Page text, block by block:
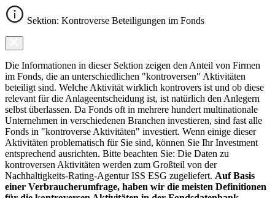
Sektion: Kontroverse Beteiligungen im Fonds
Die Informationen in dieser Sektion zeigen den Anteil von Firmen
im Fonds, die an unterschiedlichen "kontroversen" Aktivitäten
beteiligt sind. Welche Aktivität wirklich kontrovers ist und ob diese
relevant für die Anlageentscheidung ist, ist natürlich den Anlegern
selbst überlassen. Da Fonds oft in mehrere hundert multinationale
Unternehmen in verschiedenen Branchen investieren, sind fast alle
Fonds in "kontroverse Aktivitäten" investiert. Wenn einige dieser
Aktivitäten problematisch für Sie sind, können Sie Ihr Investment
entsprechend ausrichten. Bitte beachten Sie: Die Daten zu
kontroversen Aktivitäten werden zum Großteil von der
Nachhaltigkeits-Rating-Agentur ISS ESG zugeliefert. Auf Basis
einer Verbraucherumfrage, haben wir die meisten Definitionen